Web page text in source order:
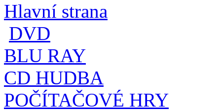
Hlavní strana
DVD
BLU RAY
CD HUDBA
POČÍTAČOVÉ HRY